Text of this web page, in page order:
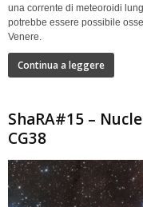
una corrente di meteoroidi
potrebbe essere possibile
Venere.
Continua a leggere
ShaRA#15 –
CG38